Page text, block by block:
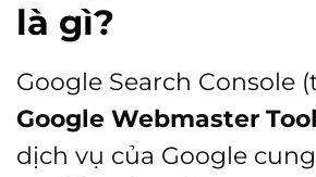
là gì?
Google Search Console
Google Webmaster
dịch vụ của Google